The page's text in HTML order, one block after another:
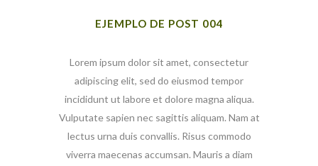
EJEMPLO DE POST 004
Lorem ipsum dolor sit amet, consectetur
adipiscing elit, sed do eiusmod tempor
incididunt ut labore et dolore magna aliqua.
Vulputate sapien nec sagittis aliquam. Nam at
lectus urna duis convallis. Risus commodo
viverra maecenas accumsan. Mauris a diam